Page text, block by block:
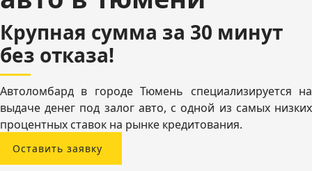
Крупная сумма за 30 минут
без отказа!
Автоломбард в городе Тюмень специализируется на
выдаче денег под залог авто, с одной из самых низких
процентных ставок на рынке кредитования.
Оставить заявку